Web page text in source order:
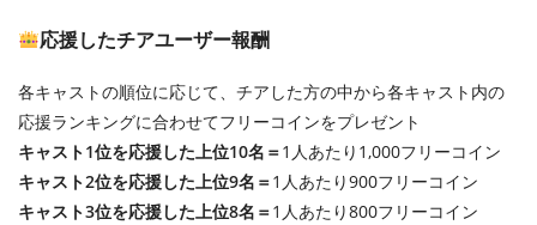
応援したチアユーザー報酬
各キャストの順位に応じて、チアした方の中から各キャスト内の
応援ランキングに合わせてフリーコインをプレゼント
キャスト1位を応援した上位10名＝1人あたり1,000フリーコイン
キャスト2位を応援した上位9名＝1人あたり900フリーコイン
キャスト3位を応援した上位8名＝1人あたり800フリーコイン